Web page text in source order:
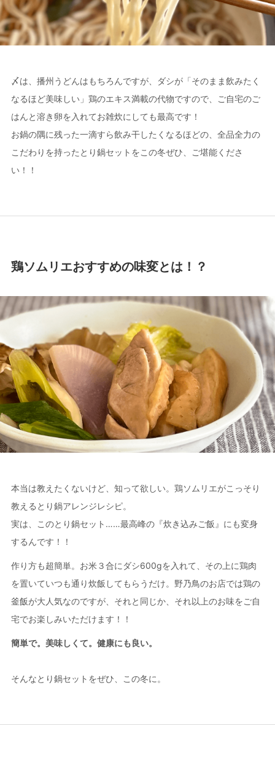
〆は、播州うどんはもちろんですが、ダシが「そのまま飲みたく
なるほど美味しい」鶏のエキス満載の代物ですので、ご自宅のご
はんと溶き卵を入れてお雑炊にしても最高です！
お鍋の隅に残った一滴すら飲み干したくなるほどの、全品全力の
こだわりを持ったとり鍋セットをこの冬ぜひ、ご堪能くださ
い！！
鶏ソムリエおすすめの味変とは！？
本当は教えたくないけど、知って欲しい。鶏ソムリエがこっそり
教えるとり鍋アレンジレシピ。
実は、このとり鍋セット……最高峰の『炊き込みご飯』にも変身
するんです！！
作り方も超簡単。お米３合にダシ600gを入れて、その上に鶏肉
を置いていつも通り炊飯してもらうだけ。野乃鳥のお店では鶏の
釜飯が大人気なのですが、それと同じか、それ以上のお味をご自
宅でお楽しみいただけます！！
簡単で。美味しくて。健康にも良い。
そんなとり鍋セットをぜひ、この冬に。